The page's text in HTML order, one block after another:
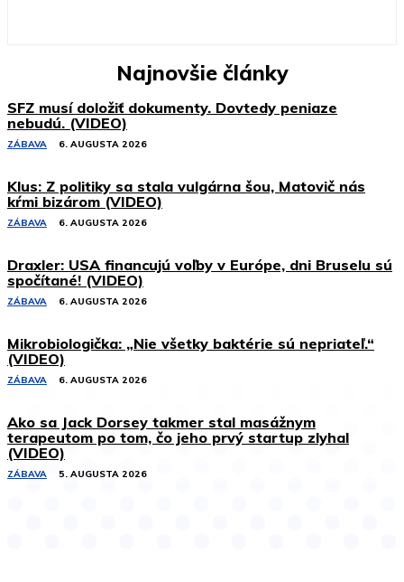
Najnovšie články
SFZ musí doložiť dokumenty. Dovtedy peniaze
nebudú. (VIDEO)
ZÁBAVA 6. AUGUSTA 2026
Klus: Z politiky sa stala vulgárna šou, Matovič nás
kŕmi bizárom (VIDEO)
ZÁBAVA 6. AUGUSTA 2026
Draxler: USA financujú voľby v Európe, dni Bruselu sú
spočítané! (VIDEO)
ZÁBAVA 6. AUGUSTA 2026
Mikrobiologička: „Nie všetky baktérie sú nepriateľ.“
(VIDEO)
ZÁBAVA 6. AUGUSTA 2026
Ako sa Jack Dorsey takmer stal masážnym
terapeutom po tom, čo jeho prvý startup zlyhal
(VIDEO)
ZÁBAVA 5. AUGUSTA 2026